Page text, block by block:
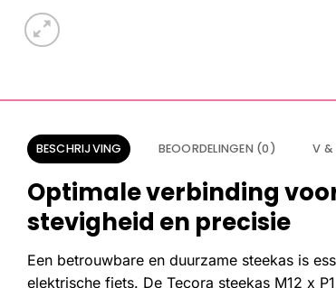
BESCHRIJVING BEOORDELINGEN (0) V &
Optimale verbinding
stevigheid en precisie
Een betrouwbare en duurzame steekas is
elektrische fiets. De Tecora steekas M12 x